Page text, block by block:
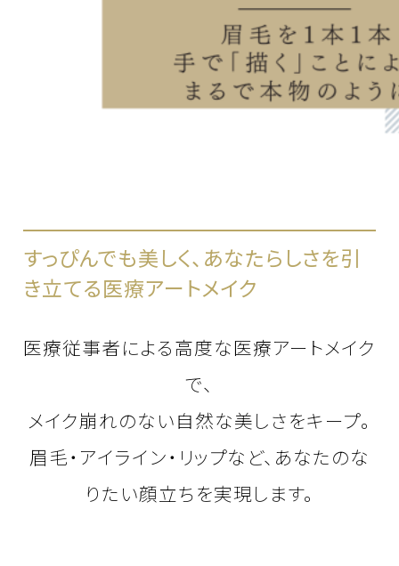
すっぴんでも美しく、あなたらしさを引
き立てる医療アートメイク
医療従事者による高度な医療アートメイク
で、
メイク崩れのない自然な美しさをキープ。
眉毛・アイライン・リップなど、あなたのな
りたい顔立ちを実現します。